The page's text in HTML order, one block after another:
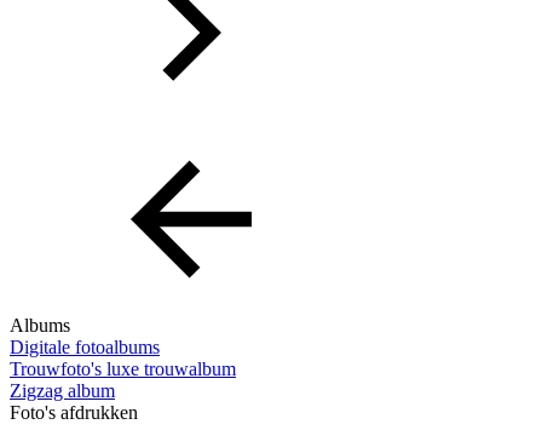
Albums
Digitale fotoalbums
Trouwfoto's luxe trouwalbum
Zigzag album
Foto's afdrukken